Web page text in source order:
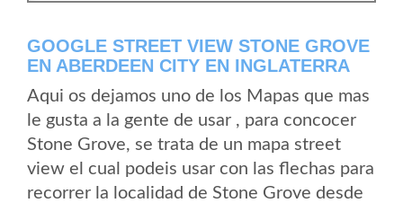
GOOGLE STREET VIEW STONE GROVE
EN ABERDEEN CITY EN INGLATERRA
Aqui os dejamos uno de los Mapas que mas
le gusta a la gente de usar , para concocer
Stone Grove, se trata de un mapa street
view el cual podeis usar con las flechas para
recorrer la localidad de Stone Grove desde